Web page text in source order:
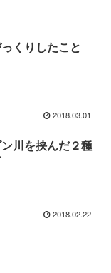
くりしたこと
2018.03.01
川を挟んだ２種
2018.02.22